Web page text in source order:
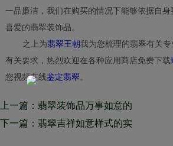
一品廉洁，我们在购买的情况下能够依据自
喜爱的翡翠装饰品。
之上为翡翠王朝我为您梳理的翡翠有关
有关要求，热烈欢迎在各种应用商店免费下载
您视頻在线鉴定翡翠。
上一篇：翡翠装饰品万事如意的
喻意有什么
下一篇：翡翠吉祥如意样式的实